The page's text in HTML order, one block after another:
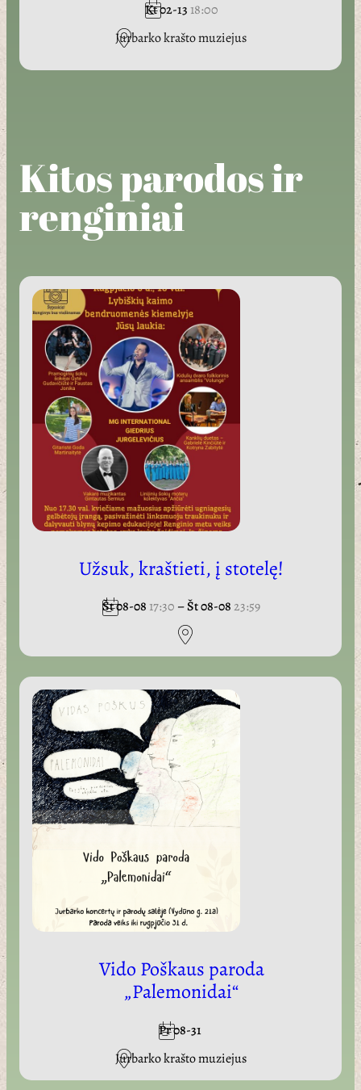
Kt 02-13 18:00
Jurbarko krašto muziejus
Kitos parodos ir
renginiai
Užsuk, kraštieti, į stotelę!
Št 08-08 17:30 – Št 08-08 23:59
Vido Poškaus paroda
„Palemonidai“
Pr 08-31
Jurbarko krašto muziejus